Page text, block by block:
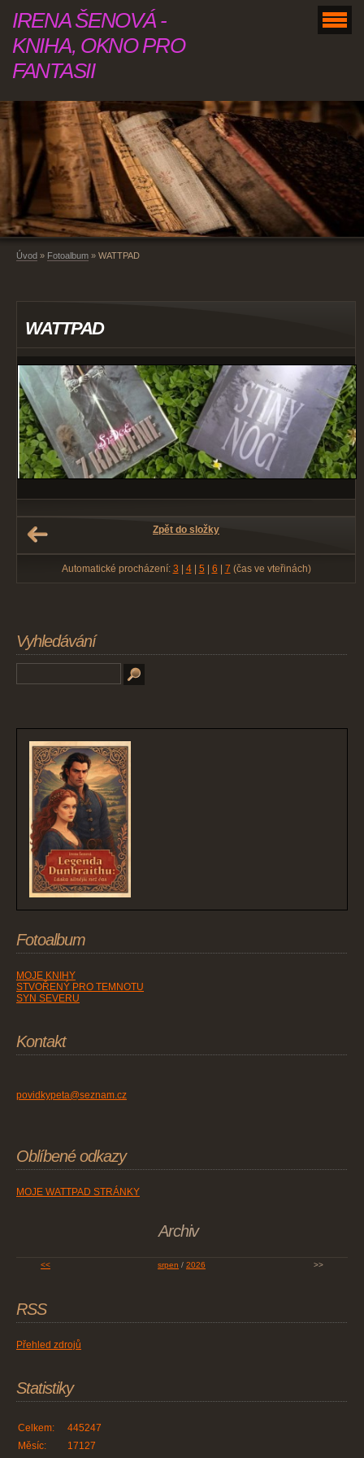
IRENA ŠENOVÁ -
KNIHA, OKNO PRO
FANTASII
Úvod » Fotoalbum » WATTPAD
WATTPAD
Zpět do složky
Automatické procházení: 3 | 4| 5| 6 | 7 (čas ve vteřinách)
Vyhledávání
Fotoalbum
MOJE KNIHY
STVOŘENÝ PRO TEMNOTU
SYN SEVERU
Kontakt
povidkypeta@seznam.cz
Oblíbené odkazy
MOJE WATTPAD STRÁNKY
Archiv
<< srpen / 2026 >>
RSS
Přehled zdrojů
Statistiky
Celkem:
445247
Měsíc:
17127